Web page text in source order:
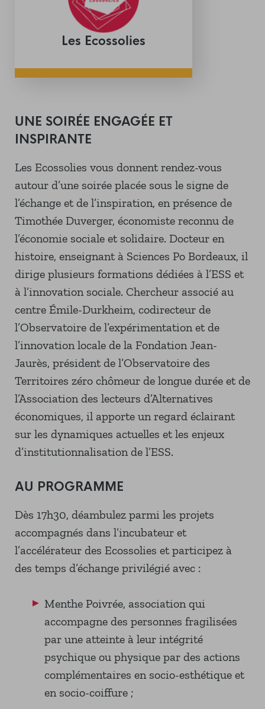
Les Ecossolies
UNE SOIRÉE ENGAGÉE ET
INSPIRANTE
Les Ecossolies vous donnent rendez-vous
autour d’une soirée placée sous le signe de
l’échange et de l’inspiration, en présence de
Timothée Duverger, économiste reconnu de
l’économie sociale et solidaire. Docteur en
histoire, enseignant à Sciences Po Bordeaux, il
dirige plusieurs formations dédiées à l’ESS et
à l’innovation sociale. Chercheur associé au
centre Émile-Durkheim, codirecteur de
l’Observatoire de l’expérimentation et de
l’innovation locale de la Fondation Jean-
Jaurès, président de l’Observatoire des
Territoires zéro chômeur de longue durée et de
l’Association des lecteurs d’Alternatives
économiques, il apporte un regard éclairant
sur les dynamiques actuelles et les enjeux
d’institutionnalisation de l’ESS.
AU PROGRAMME
Dès 17h30, déambulez parmi les projets
accompagnés dans l’incubateur et
l’accélérateur des Ecossolies et participez à
des temps d’échange privilégié avec :
Menthe Poivrée, association qui
accompagne des personnes fragilisées
par une atteinte à leur intégrité
psychique ou physique par des actions
complémentaires en socio-esthétique et
en socio-coiffure ;